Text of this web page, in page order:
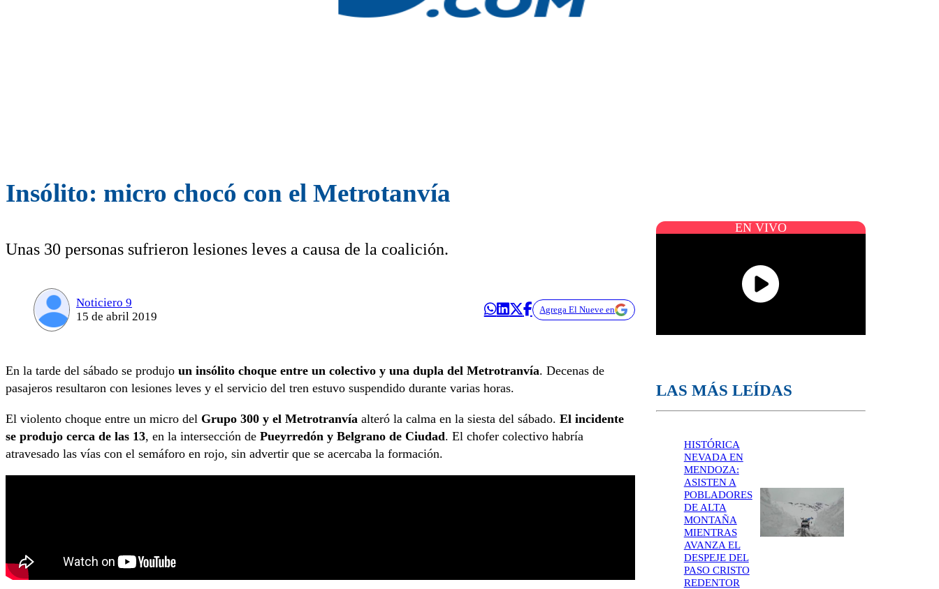
Insólito: micro chocó con el Metrotanvía
Unas 30 personas sufrieron lesiones leves a causa de la coalición.
Noticiero 9
15 de abril 2019
Agrega El Nueve en
En la tarde del sábado se produjo un insólito choque entre un colectivo y una dupla del Metrotranvía. Decenas de
pasajeros resultaron con lesiones leves y el servicio del tren estuvo suspendido durante varias horas.
El violento choque entre un micro del Grupo 300 y el Metrotranvía alteró la calma en la siesta del sábado. El incidente
se produjo cerca de las 13, en la intersección de Pueyrredón y Belgrano de Ciudad. El chofer colectivo habría
atravesado las vías con el semáforo en rojo, sin advertir que se acercaba la formación.
EN VIVO
LAS MÁS LEÍDAS
HISTÓRICA
NEVADA EN
MENDOZA:
ASISTEN A
POBLADORES
DE ALTA
MONTAÑA
MIENTRAS
AVANZA EL
DESPEJE DEL
PASO CRISTO
REDENTOR